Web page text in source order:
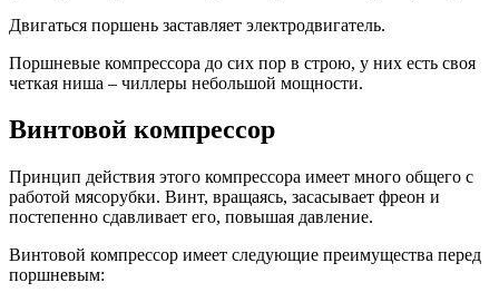
Двигаться поршень заставляет электродвигатель.
Поршневые компрессора до сих пор в строю, у них есть своя
четкая ниша – чиллеры небольшой мощности.
Винтовой компрессор
Принцип действия этого компрессора имеет много общего с
работой мясорубки. Винт, вращаясь, засасывает фреон и
постепенно сдавливает его, повышая давление.
Винтовой компрессор имеет следующие преимущества перед
поршневым: